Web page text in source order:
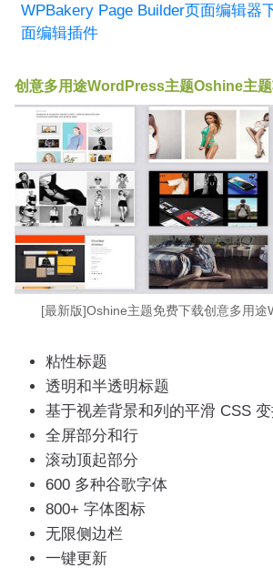
WPBakery Page Builder页面编辑器
面编辑插件
创意多用途WordPress主题Oshine主
[最新版]Oshine主题免费下载创意多用途
粘性标题
透明和半透明标题
基于视差背景和列的平滑 CSS
全屏部分和行
滚动顶起部分
600 多种谷歌字体
800+ 字体图标
无限侧边栏
一键更新